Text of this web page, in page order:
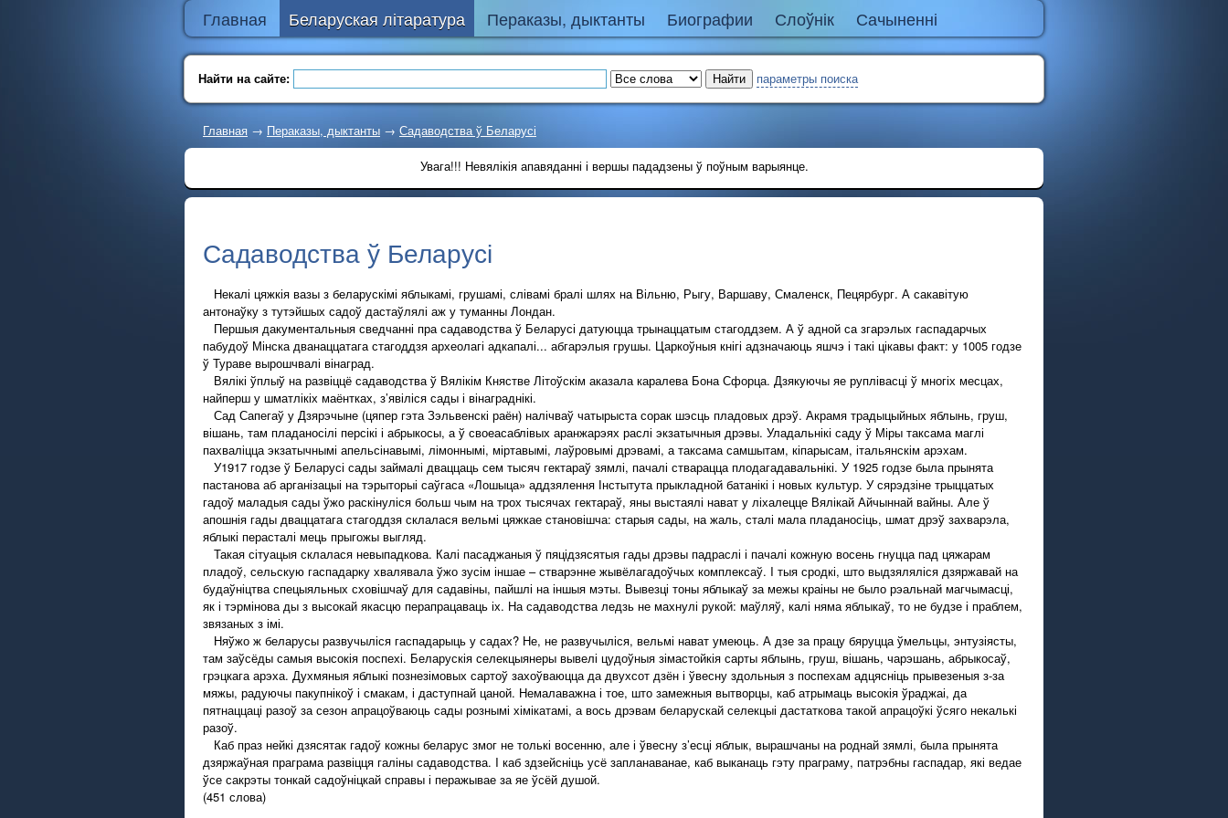
Главная Беларуская літаратура Пераказы, дыктанты Биографии Слоўнік Сачыненні
Найти на сайте: параметры поиска
Главная → Пераказы, дыктанты → Садаводства ў Беларусі
Увага!!! Невялікія апавяданні і вершы пададзены ў поўным варыянце.
Садаводства ў Беларусі
Некалі цяжкія вазы з беларускімі яблыкамі, грушамі, слівамі бралі шлях на Вільню, Рыгу, Варшаву, Смаленск, Пецярбург. А сакавітую
антонаўку з тутэйшых садоў дастаўлялі аж у туманны Лондан.
Першыя дакументальныя сведчанні пра садаводства ў Беларусі датуюцца трынаццатым стагоддзем. А ў адной са згарэлых гаспадарчых
пабудоў Мінска дванаццатага стагоддзя археолагі адкапалі... абгарэлыя грушы. Царкоўныя кнігі адзначаюць яшчэ і такі цікавы факт: у 1005 годзе
ў Тураве вырошчвалі вінаград.
Вялікі ўплыў на развіццё садаводства ў Вялікім Княстве Літоўскім аказала каралева Бона Сфорца. Дзякуючы яе руплівасці ў многіх месцах,
найперш у шматлікіх маёнтках, з’явіліся сады і вінаграднікі.
Сад Сапегаў у Дзярэчыне (цяпер гэта Зэльвенскі раён) налічваў чатырыста сорак шэсць пладовых дрэў. Акрамя традыцыйных яблынь, груш,
вішань, там пладаносілі персікі і абрыкосы, а ў своеасаблівых аранжарэях раслі экзатычныя дрэвы. Уладальнікі саду ў Міры таксама маглі
пахваліцца экзатычнымі апельсінавымі, лімоннымі, міртавымі, лаўровымі дрэвамі, а таксама самшытам, кіпарысам, італьянскім арэхам.
У1917 годзе ў Беларусі сады займалі дваццаць сем тысяч гектараў зямлі, пачалі стварацца плодагадавальнікі. У 1925 годзе была прынята
пастанова аб арганізацыі на тэрыторыі саўгаса «Лошыца» аддзялення Інстытута прыкладной батанікі і новых культур. У сярэдзіне трыццатых
гадоў маладыя сады ўжо раскінуліся больш чым на трох тысячах гектараў, яны выстаялі нават у ліхалецце Вялікай Айчыннай вайны. Але ў
апошнія гады дваццатага стагоддзя склалася вельмі цяжкае становішча: старыя сады, на жаль, сталі мала пладаносіць, шмат дрэў захварэла,
яблыкі перасталі мець прыгожы выгляд.
Такая сітуацыя склалася невыпадкова. Калі пасаджаныя ў пяцідзясятыя гады дрэвы падраслі і пачалі кожную восень гнуцца пад цяжарам
пладоў, сельскую гаспадарку хвалявала ўжо зусім іншае – стварэнне жывёлагадоўчых комплексаў. I тыя сродкі, што выдзяляліся дзяржавай на
будаўніцтва спецыяльных сховішчаў для садавіны, пайшлі на іншыя мэты. Вывезці тоны яблыкаў за межы краіны не было рэальнай магчымасці,
як і тэрмінова ды з высокай якасцю перапрацаваць іх. На садаводства ледзь не махнулі рукой: маўляў, калі няма яблыкаў, то не будзе і праблем,
звязаных з імі.
Няўжо ж беларусы развучыліся гаспадарыць у садах? Не, не развучыліся, вельмі нават умеюць. А дзе за працу бяруцца ўмельцы, энтузіясты,
там заўсёды самыя высокія поспехі. Беларускія селекцыянеры вывелі цудоўныя зімастойкія сарты яблынь, груш, вішань, чарэшань, абрыкосаў,
грэцкага арэха. Духмяныя яблыкі познезімовых сартоў захоўваюцца да двухсот дзён і ўвесну здольныя з поспехам адцясніць прывезеныя з-за
мяжы, радуючы пакупнікоў і смакам, і даступнай цаной. Немалаважна і тое, што замежныя вытворцы, каб атрымаць высокія ўраджаі, да
пятнаццаці разоў за сезон апрацоўваюць сады рознымі хімікатамі, а вось дрэвам беларускай селекцыі дастаткова такой апрацоўкі ўсяго некалькі
разоў.
Каб праз нейкі дзясятак гадоў кожны беларус змог не толькі восенню, але і ўвесну з’есці яблык, вырашчаны на роднай зямлі, была прынята
дзяржаўная праграма развіцця галіны садаводства. I каб здзейсніць усё запланаванае, каб выканаць гэту праграму, патрэбны гаспадар, які ведае
ўсе сакрэты тонкай садоўніцкай справы і перажывае за яе ўсёй душой.
(451 слова)